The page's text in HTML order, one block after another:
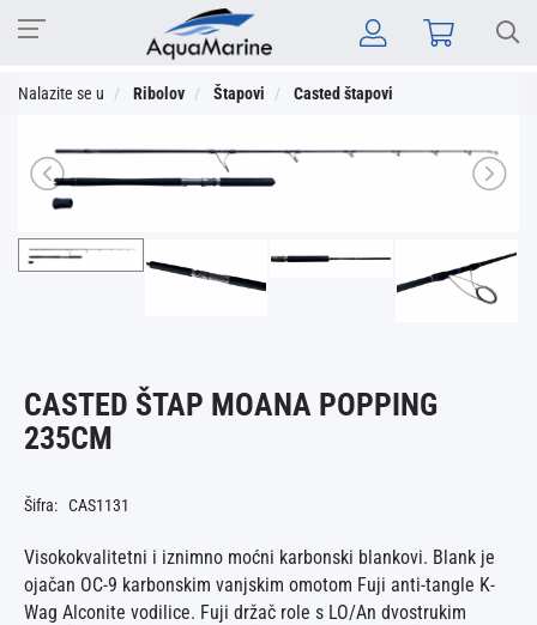
Nalazite se u Ribolov Štapovi Casted štapovi
CASTED ŠTAP MOANA POPPING
235CM
Šifra: CAS1131
Visokokvalitetni i iznimno moćni karbonski blankovi. Blank je
ojačan OC-9 karbonskim vanjskim omotom Fuji anti-tangle K-
Wag Alconite vodilice. Fuji držač role s LO/An dvostrukim